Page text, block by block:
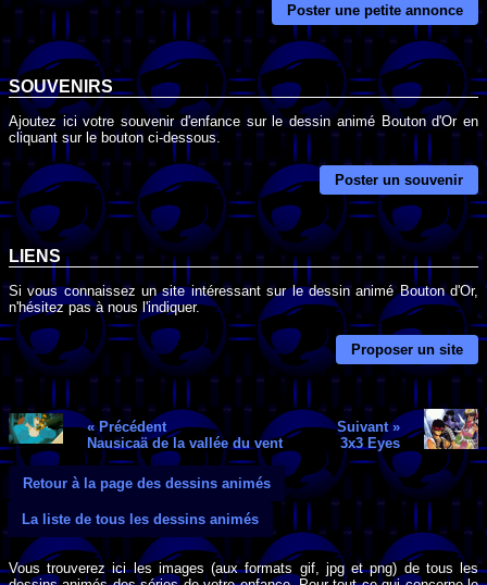
Poster une petite annonce
SOUVENIRS
Ajoutez ici votre souvenir d'enfance sur le dessin animé Bouton d'Or en
cliquant sur le bouton ci-dessous.
Poster un souvenir
LIENS
Si vous connaissez un site intéressant sur le dessin animé Bouton d'Or,
n'hésitez pas à nous l'indiquer.
Proposer un site
« Précédent
Nausicaä de la vallée du vent
Suivant »
3x3 Eyes
Retour à la page des dessins animés
La liste de tous les dessins animés
Vous trouverez ici les images (aux formats gif, jpg et png) de tous les